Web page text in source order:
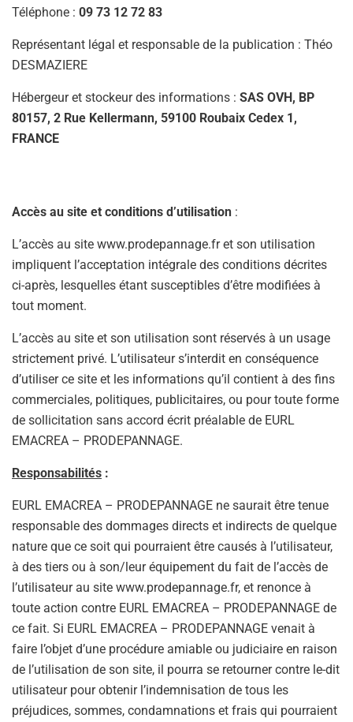
Téléphone : 09 73 12 72 83
Représentant légal et responsable de la publication : Théo
DESMAZIERE
Hébergeur et stockeur des informations : SAS OVH, BP
80157, 2 Rue Kellermann, 59100 Roubaix Cedex 1,
FRANCE
Accès au site et conditions d’utilisation :
L’accès au site www.prodepannage.fr et son utilisation
impliquent l’acceptation intégrale des conditions décrites
ci-après, lesquelles étant susceptibles d’être modifiées à
tout moment.
L’accès au site et son utilisation sont réservés à un usage
strictement privé. L’utilisateur s’interdit en conséquence
d’utiliser ce site et les informations qu’il contient à des fins
commerciales, politiques, publicitaires, ou pour toute forme
de sollicitation sans accord écrit préalable de EURL
EMACREA – PRODEPANNAGE.
Responsabilités :
EURL EMACREA – PRODEPANNAGE ne saurait être tenue
responsable des dommages directs et indirects de quelque
nature que ce soit qui pourraient être causés à l’utilisateur,
à des tiers ou à son/leur équipement du fait de l’accès de
l’utilisateur au site www.prodepannage.fr, et renonce à
toute action contre EURL EMACREA – PRODEPANNAGE de
ce fait. Si EURL EMACREA – PRODEPANNAGE venait à
faire l’objet d’une procédure amiable ou judiciaire en raison
de l’utilisation de son site, il pourra se retourner contre le-dit
utilisateur pour obtenir l’indemnisation de tous les
préjudices, sommes, condamnations et frais qui pourraient